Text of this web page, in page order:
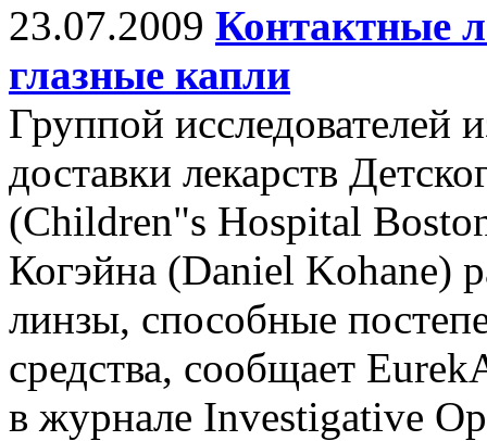
23.07.2009 Контактные
глазные капли
Группой исследователей
доставки лекарств
(Children"s Hospital
Когэйна (Daniel Kohane)
линзы, способные
средства, сообщает
в журнале Investigative